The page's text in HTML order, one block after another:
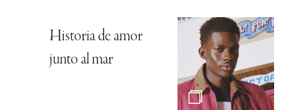
Historia de amor
junto al mar